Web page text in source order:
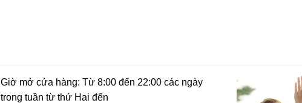
Giờ mở cửa hàng: Từ 8:00 đến 22:00 các ngày
trong tuần từ thứ Hai đến